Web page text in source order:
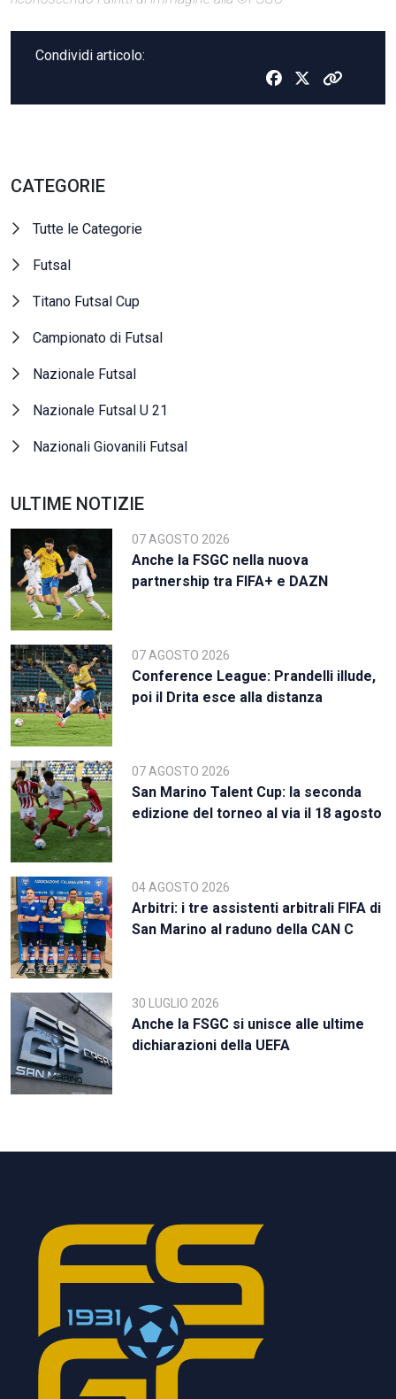
Condividi articolo:
CATEGORIE
Tutte le Categorie
Futsal
Titano Futsal Cup
Campionato di Futsal
Nazionale Futsal
Nazionale Futsal U 21
Nazionali Giovanili Futsal
ULTIME NOTIZIE
07 AGOSTO 2026
Anche la FSGC nella nuova
partnership tra FIFA+ e DAZN
07 AGOSTO 2026
Conference League: Prandelli illude,
poi il Drita esce alla distanza
07 AGOSTO 2026
San Marino Talent Cup: la seconda
edizione del torneo al via il 18 agosto
04 AGOSTO 2026
Arbitri: i tre assistenti arbitrali FIFA di
San Marino al raduno della CAN C
30 LUGLIO 2026
Anche la FSGC si unisce alle ultime
dichiarazioni della UEFA